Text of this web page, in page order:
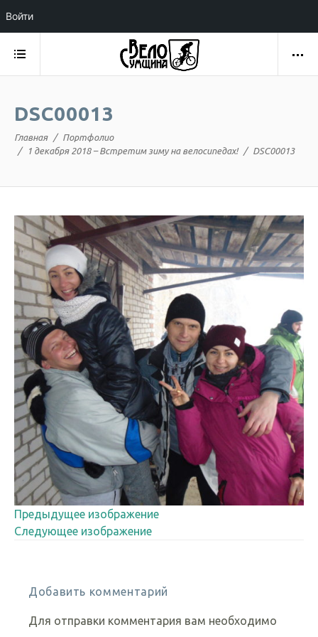
DSC00013
Главная
Портфолио
1 декабря 2018 – Встретим зиму на велосипедах!
DSC00013
Предыдущее изображение
Следующее изображение
Добавить комментарий
Для отправки комментария вам необходимо
Войти